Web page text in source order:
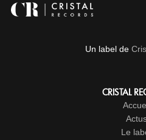
Un label de
CRISTAL
Le